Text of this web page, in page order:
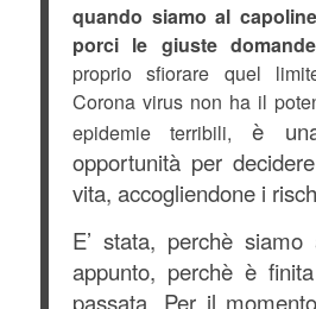
quando siamo al
porci le giuste
proprio sfiorare quel
Corona virus non ha il
epidemie terribili,è
opportunità per
vita, accogliendone i
E’ stata, perchè
appunto, perchè è
passata. Per il